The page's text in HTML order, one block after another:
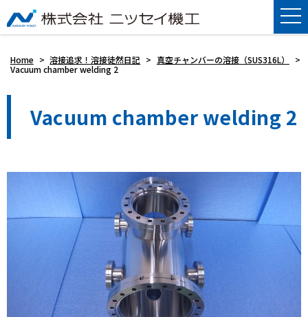
Home > 溶接追求！溶接徒然日記 > 真空チャンバーの溶接（SUS316L）
>
Vacuum chamber welding 2
Vacuum chamber welding 2